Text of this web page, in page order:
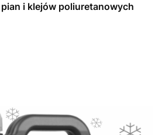
pian i klejów poliuretanowych